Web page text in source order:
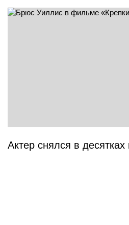
Актер снялся в десятках